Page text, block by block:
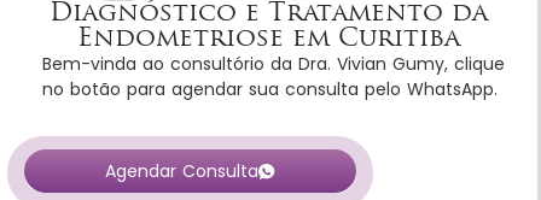
Diagnóstico e Tratamento da
Endometriose em Curitiba
Bem-vinda ao consultório da Dra. Vivian Gumy, clique
no botão para agendar sua consulta pelo WhatsApp.
Agendar Consulta